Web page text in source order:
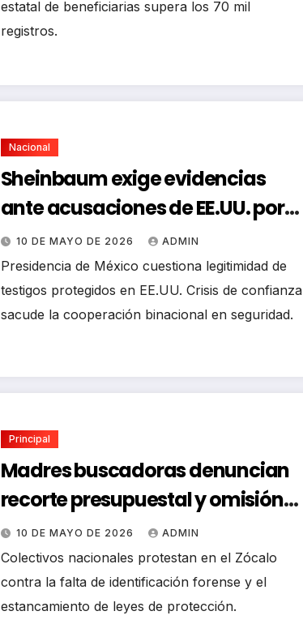
estatal de beneficiarias supera los 70 mil
registros.
Nacional
Sheinbaum exige evidencias
ante acusaciones de EE.UU. por
nexos con cárteles
10 DE MAYO DE 2026 ADMIN
Presidencia de México cuestiona legitimidad de
testigos protegidos en EE.UU. Crisis de confianza
sacude la cooperación binacional en seguridad.
Principal
Madres buscadoras denuncian
recorte presupuestal y omisión
oficial este 10 de mayo
10 DE MAYO DE 2026 ADMIN
Colectivos nacionales protestan en el Zócalo
contra la falta de identificación forense y el
estancamiento de leyes de protección.